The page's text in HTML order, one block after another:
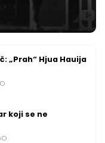
„Prah“ Hjua Hauija
koji se ne